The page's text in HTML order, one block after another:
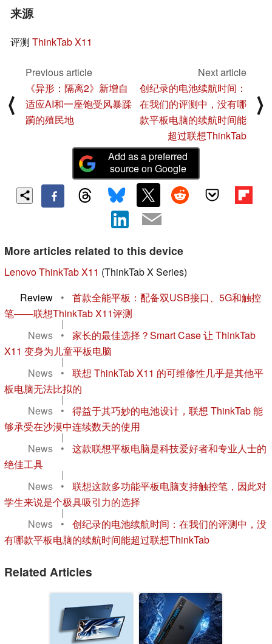
来源
评测 ThinkTab X11
⟨
Previous article
《异形：隔离2》新增自
适应AI和一座饱受风暴蹂
躏的殖民地
Next article
创纪录的电池续航时间：
在我们的评测中，没有哪
款平板电脑的续航时间能
超过联想ThinkTab
⟩
Add as a preferred
source on Google
More articles related to this device
Lenovo ThinkTab X11 (ThinkTab X Series)
Review
•
首款全能平板：配备双USB接口、5G和触控
笔——联想ThinkTab X11评测
|
News
•
家长的最佳选择？Smart Case 让 ThinkTab
X11 变身为儿童平板电脑
|
News
•
联想 ThinkTab X11 的可维修性几乎是其他平
板电脑无法比拟的
|
News
•
得益于其巧妙的电池设计，联想 ThinkTab 能
够承受在沙漠中连续数天的使用
|
News
•
这款联想平板电脑是科技爱好者和专业人士的
绝佳工具
|
News
•
联想这款多功能平板电脑支持触控笔，因此对
学生来说是个极具吸引力的选择
|
News
•
创纪录的电池续航时间：在我们的评测中，没
有哪款平板电脑的续航时间能超过联想ThinkTab
Related Articles